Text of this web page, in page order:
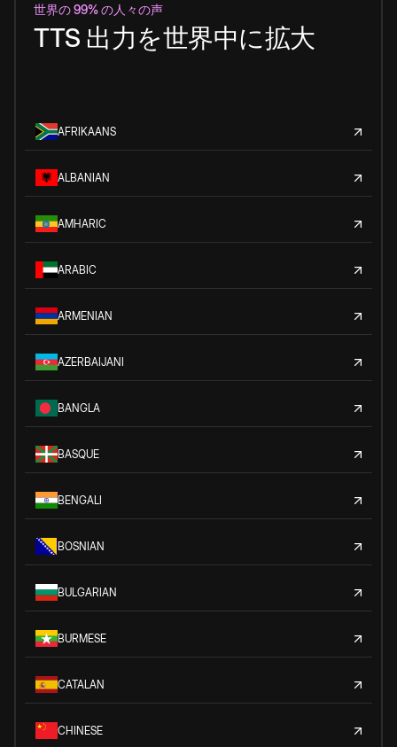
世界の 99% の人々の声
TTS 出力を世界中に拡大
AFRIKAANS
ALBANIAN
AMHARIC
ARABIC
ARMENIAN
AZERBAIJANI
BANGLA
BASQUE
BENGALI
BOSNIAN
BULGARIAN
BURMESE
CATALAN
CHINESE